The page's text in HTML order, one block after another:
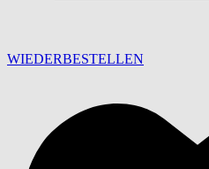
WIEDERBESTELLEN